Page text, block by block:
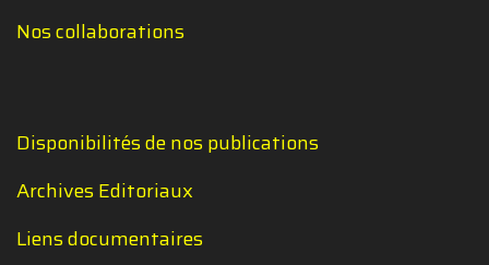
Nos collaborations
Disponibilités de nos publications
Archives Editoriaux
Liens documentaires